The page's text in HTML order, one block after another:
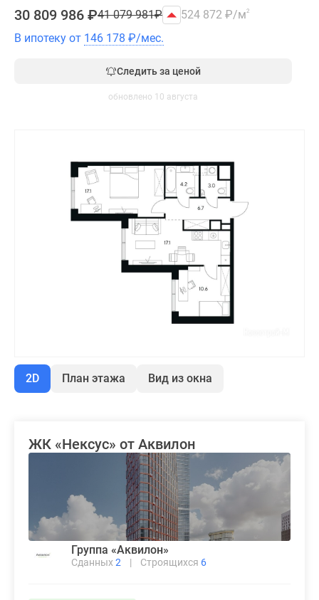
30 809 986 ₽41 079 981₽ 524 872 ₽/м2
В ипотеку от 146 178 ₽/мес.
Следить за ценой
обновлено 10 августа
2D План этажа Вид из окна
ЖК «Нексус» от Аквилон
Группа «Аквилон»
Сданных 2 | Строящихся 6